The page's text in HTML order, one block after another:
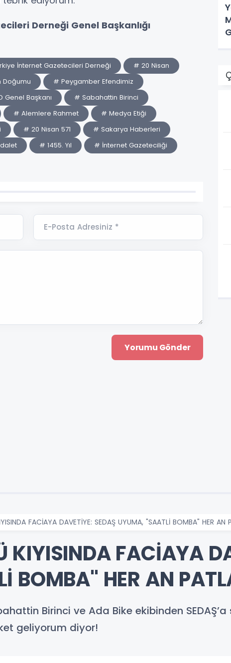
Derneği Genel Başkanlığı
İnternet Gazetecileri Derneği
# 20 Nisan
Doğumu
# Peygamber Efendimiz
Genel Başkanı
# Sabahattin Birinci
# Alemlere Rahmet
# Medya Etiği
# 20 Nisan 571
# Sakarya Haberleri
# 1455. Yıl
# İnternet Gazeteciliği
E-Posta Adresiniz *
FACİAYA DAVETİYE: SEDAŞ UYUMA, "SAATLİ BOMBA" HER AN
KIYISINDA FACİAYA
BOMBA" HER AN
Birinci ve Ada Bike ekibinden
geliyorum diyor!